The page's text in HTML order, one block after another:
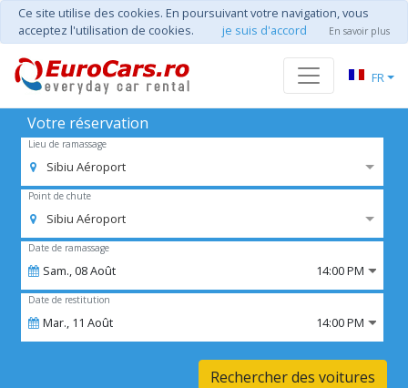
Ce site utilise des cookies. En poursuivant votre navigation, vous
acceptez l'utilisation de cookies.
je suis d'accord En savoir plus
FR
Votre réservation
Lieu de ramassage
Sibiu Aéroport
Point de chute
Sibiu Aéroport
Date de ramassage
Sam.,08Août 14:00 PM
Date de restitution
Mar., 11 Août 14:00 PM
Rechercher des voitures